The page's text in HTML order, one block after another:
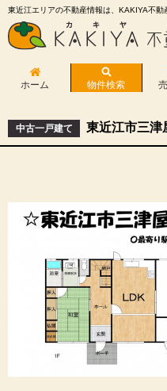
東近江エリアの不動産情報は、KAKIYA不動
ホーム 物件検索
中古一戸建て 東近江市三津